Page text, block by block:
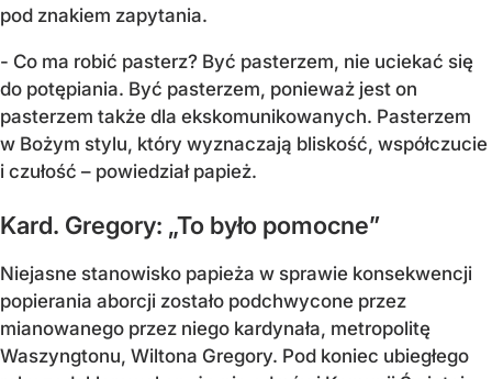
pod znakiem zapytania.
- Co ma robić pasterz? Być pasterzem, nie uciekać się
do potępiania. Być pasterzem, ponieważ jest on
pasterzem także dla ekskomunikowanych. Pasterzem
w Bożym stylu, który wyznaczają bliskość, współczucie
i czułość – powiedział papież.
Kard. Gregory: „To było pomocne”
Niejasne stanowisko papieża w sprawie konsekwencji
popierania aborcji zostało podchwycone przez
mianowanego przez niego kardynała, metropolitę
Waszyngtonu, Wiltona Gregory. Pod koniec ubiegłego